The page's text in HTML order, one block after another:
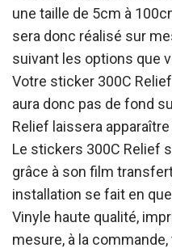
une taille de 5cm à
sera donc réalisé sur
suivant les options que
Votre sticker 300C
aura donc pas de fond
Relief laissera
Le stickers 300C Relief
grâce à son film
installation se fait en
Vinyle haute qualité,
mesure, à la